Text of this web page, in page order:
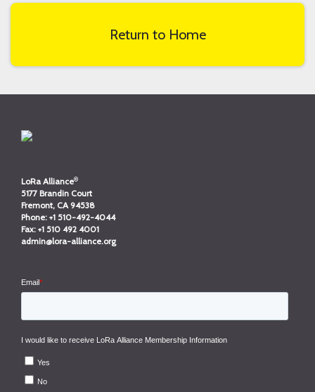
Return to Home
LoRa Alliance®
5177 Brandin Court
Fremont, CA 94538
Phone: +1 510-492-4044
Fax: +1 510 492 4001
admin@lora-alliance.org